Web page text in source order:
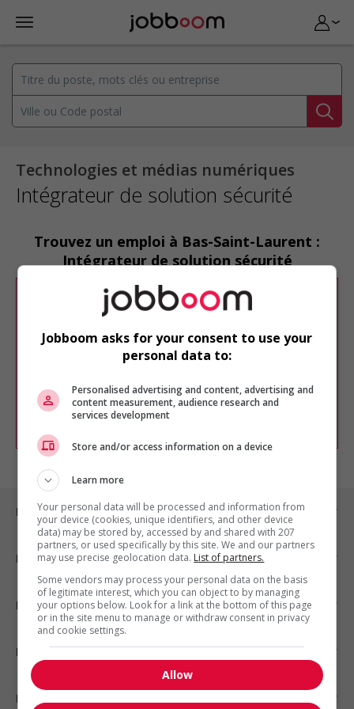
Technologies et médias numériques
Intégrateur de solution sécurité
Trouvez un emploi à Bas-Saint-Laurent :
Intégrateur de solution sécurité
Désolé, cette recherche n'a produit aucun
résultat.
Veuillez faire une nouvelle recherche.
Vous pouvez en tout temps utiliser nos
chercher un poste selon votre profil
d'intérêt en emploi en vousinscrivant
comme membre Jobboom.
Emplois par ville
Emplois par secteur
Emplois par statut
Emplois par type
Nos suggestions
Jobboom asks for your consent to use your
personal data to:
Personalised advertising and content, advertising and
content measurement, audience research and
services development
Store and/or access information on a device
Learn more
Your personal data will be processed and information from
your device (cookies, unique identifiers, and other device
data) may be stored by, accessed by and shared with 207
partners, or used specifically by this site. We and our partners
may use precise geolocation data. List of partners.
Some vendors may process your personal data on the basis
of legitimate interest, which you can object to by managing
your options below. Look for a link at the bottom of this page
or in the site menu to manage or withdraw consent in privacy
and cookie settings.
Allow